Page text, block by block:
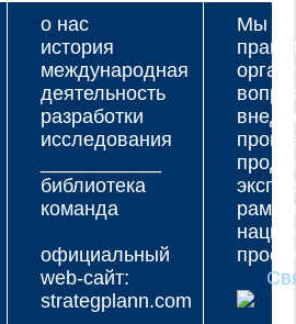
о нас
история
международная
деятельность
разработки
исследования
библиотека
команда
официальный
web-сайт:
strategplann.com
Мы